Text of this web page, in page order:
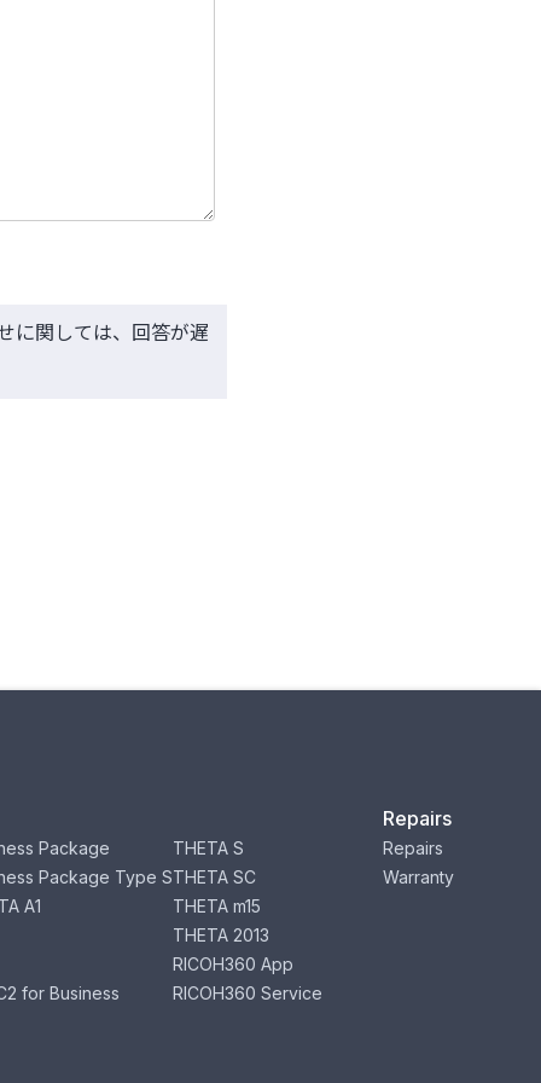
に関しては、回答が遅
Package
Package Type S
A1
for Business
THETA S
THETA SC
THETA m15
THETA 2013
RICOH360 App
RICOH360 Service
Repairs
Repairs
Warranty